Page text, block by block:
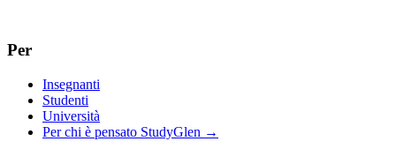
Per
Insegnanti
Studenti
Università
Per chi è pensato StudyGlen →